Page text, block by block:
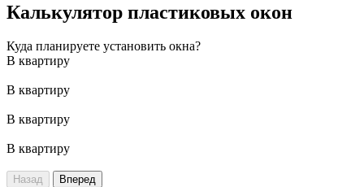
Калькулятор пластиковых окон
Куда планируете установить окна?
В квартиру
В квартиру
В квартиру
В квартиру
Назад Вперед